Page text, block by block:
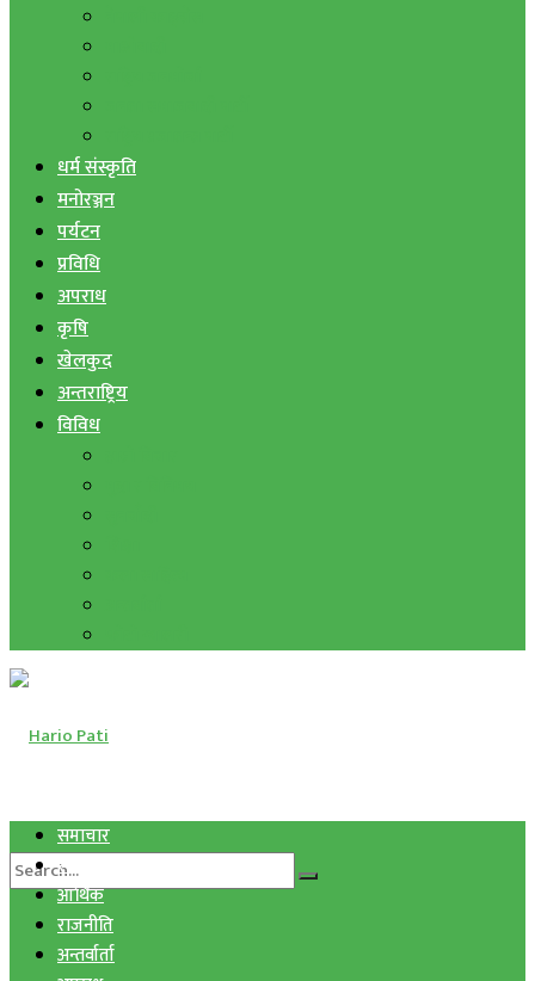
धर्म संस्कृति
मनोरञ्जन
पर्यटन
प्रविधि
अपराध
कृषि
खेलकुद
अन्तराष्ट्रिय
विविध
समाचार
स्वास्थ्य
आर्थिक
राजनीति
अन्तर्वार्ता